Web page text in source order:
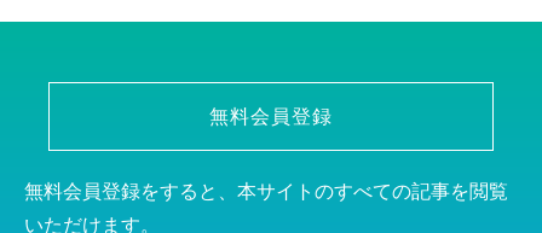
無料会員登録
無料会員登録をすると、本サイトのすべての記事を閲覧
いただけます。